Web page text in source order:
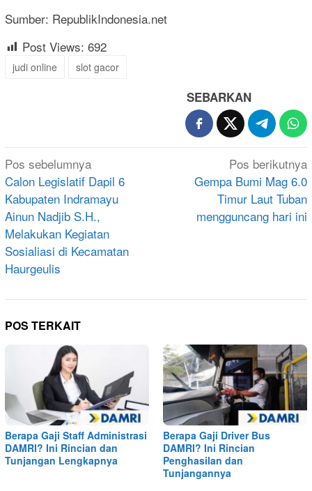
Sumber: RepublikIndonesia.net
Post Views: 692
judi online slot gacor
SEBARKAN
Navigasi
pos
Pos sebelumnya
Calon Legislatif Dapil 6
Kabupaten Indramayu
Ainun Nadjib S.H.,
Melakukan Kegiatan
Sosialiasi di Kecamatan
Haurgeulis
Pos berikutnya
Gempa Bumi Mag 6.0
Timur Laut Tuban
mengguncang hari ini
POS TERKAIT
Berapa Gaji Staff Administrasi
DAMRI? Ini Rincian dan
Tunjangan Lengkapnya
Berapa Gaji Driver Bus
DAMRI? Ini Rincian
Penghasilan dan
Tunjangannya